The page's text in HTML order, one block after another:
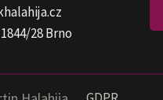
28 Brno